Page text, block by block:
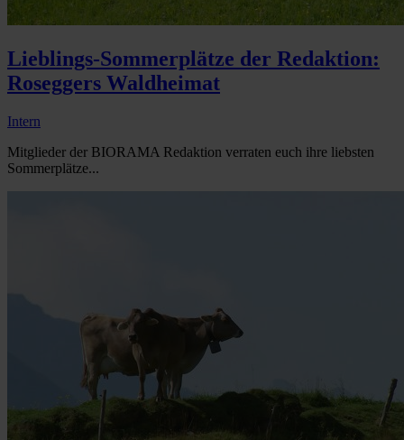
Lieblings-Sommerplätze der Redaktion:
Roseggers Waldheimat
Intern
Mitglieder der BIORAMA Redaktion verraten euch ihre liebsten
Sommerplätze...